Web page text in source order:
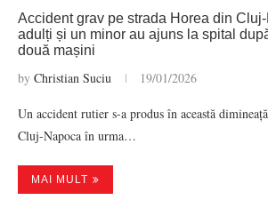
Accident grav pe strada Horea din
adulți și un minor au ajuns la spital
două mașini
by Christian Suciu 19/01/2026
Un accident rutier s-a produs în această
Cluj-Napoca în urma…
MAI MULT